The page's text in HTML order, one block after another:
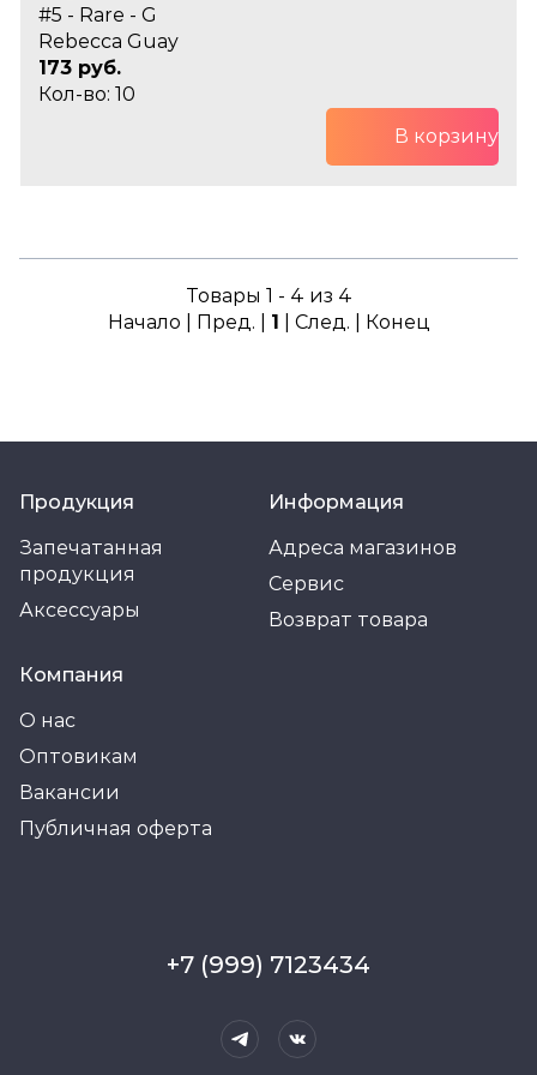
#5 - Rare - G
Rebecca Guay
173 руб.
Кол-во: 10
В корзину
Товары 1 - 4 из 4
Начало | Пред. | 1 | След. | Конец
Продукция
Запечатанная
продукция
Аксессуары
Информация
Адреса магазинов
Сервис
Возврат товара
Компания
О нас
Оптовикам
Вакансии
Публичная оферта
+7 (999) 7123434